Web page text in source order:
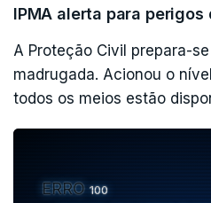
IPMA alerta para
A Proteção Civil prepara-
madrugada. Acionou o
todos os meios estão
ERRO100